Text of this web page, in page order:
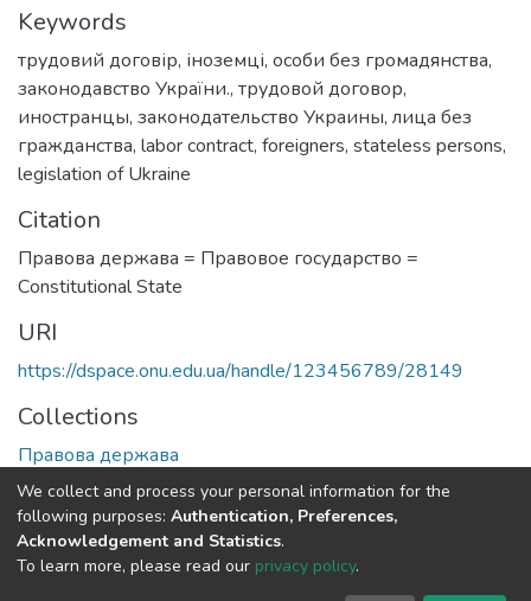
Keywords
трудовий договір, іноземці, особи без громадянства,
законодавство України., трудовой договор,
иностранцы, законодательство Украины, лица без
гражданства, labor contract, foreigners, stateless persons,
legislation of Ukraine
Citation
Правова держава = Правовое государство =
Сonstitutional State
URI
https://dspace.onu.edu.ua/handle/123456789/28149
Collections
Правова держава
Full item page
DSpace software copyright © 2009-2026
We collect and process your personal information for the
following purposes: Authentication, Preferences,
Acknowledgement and Statistics.
To learn more, please read our privacy policy.